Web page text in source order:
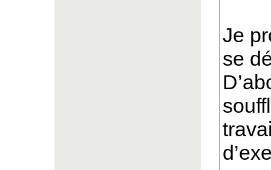
Je
se